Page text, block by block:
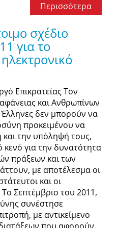
Περισσότερα
σχέδιο
για το
Επικρατείας Τον
και Ανθρωπίνων
δεν μπορούν να
προκειμένου να
την υπόληψή τους,
κενό για την δυνατότητα
πράξεων και των
με αποτέλεσμα οι
και οι
Σεπτέμβριο του 2011,
συνέστησε
με αντικείμενο